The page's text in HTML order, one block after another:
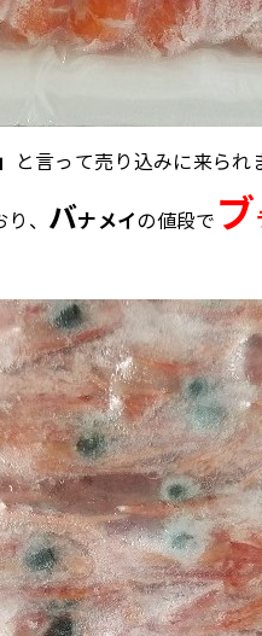
」 と言って売り込みに来られ
、 バナメイの値段で ブ